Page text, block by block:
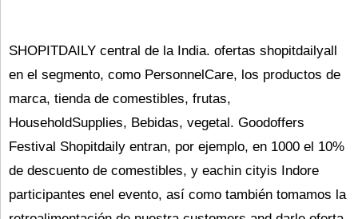
SHOPITDAILY central de la India. ofertas shopitdailyall
en el segmento, como PersonnelCare, los productos de
marca, tienda de comestibles, frutas,
HouseholdSupplies, Bebidas, vegetal. Goodoffers
Festival Shopitdaily entran, por ejemplo, en 1000 el 10%
de descuento de comestibles, y eachin cityis Indore
participantes enel evento, así como también tomamos la